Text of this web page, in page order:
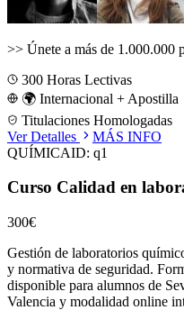
>> Únete a más de 1.000.000
300 Horas Lectivas
🌍 Internacional + Apostilla
Titulaciones Homologadas
Ver Detalles
MÁS INFO
QUÍMICAID: q1
Curso Calidad en
300€
Gestión de laboratorios
y normativa de seguridad.
disponible para alumnos de
Valencia y modalidad online